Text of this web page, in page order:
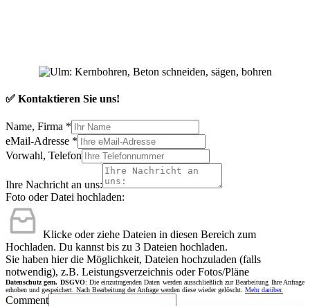
✅ Kontaktieren Sie uns!
Name, Firma *
eMail-Adresse *
Vorwahl, Telefon
Ihre Nachricht an uns:
Foto oder Datei hochladen:
Klicke oder ziehe Dateien in diesen Bereich zum
Hochladen. Du kannst bis zu 3 Dateien hochladen.
Sie haben hier die Möglichkeit, Dateien hochzuladen (falls
notwendig), z.B. Leistungsverzeichnis oder Fotos/Pläne
Datenschutz gem. DSGVO: Die einzutragenden Daten werden ausschließlich zur Bearbeitung Ihre Anfrage
erhoben und gespeichert. Nach Bearbeitung der Anfrage werden diese wieder gelöscht. Mehr darüber.
Comment